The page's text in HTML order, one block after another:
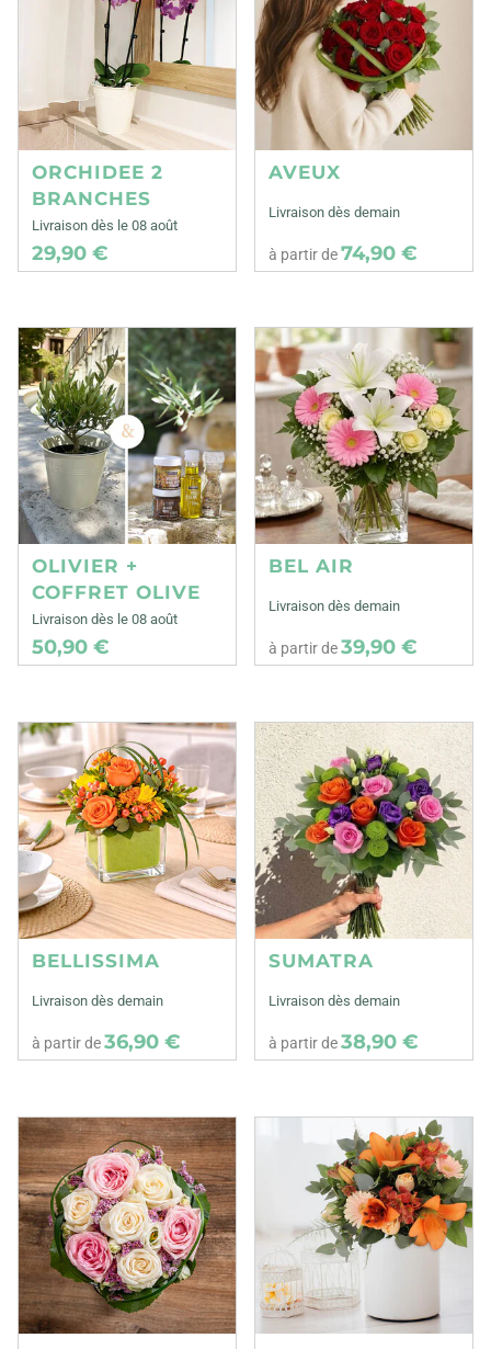
ORCHIDEE 2
BRANCHES
Livraison dès le 08 août
29,90 €
AVEUX
Livraison dès demain
à partir de74,90 €
OLIVIER +
COFFRET OLIVE
Livraison dès le 08 août
50,90 €
BEL AIR
Livraison dès demain
à partir de39,90 €
BELLISSIMA
Livraison dès demain
à partir de36,90 €
SUMATRA
Livraison dès demain
à partir de38,90 €